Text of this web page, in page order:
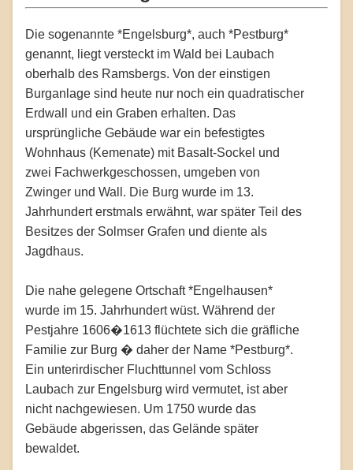
Die sogenannte *Engelsburg*, auch *Pestburg*
genannt, liegt versteckt im Wald bei Laubach
oberhalb des Ramsbergs. Von der einstigen
Burganlage sind heute nur noch ein quadratischer
Erdwall und ein Graben erhalten. Das
ursprüngliche Gebäude war ein befestigtes
Wohnhaus (Kemenate) mit Basalt-Sockel und
zwei Fachwerkgeschossen, umgeben von
Zwinger und Wall. Die Burg wurde im 13.
Jahrhundert erstmals erwähnt, war später Teil des
Besitzes der Solmser Grafen und diente als
Jagdhaus.
Die nahe gelegene Ortschaft *Engelhausen*
wurde im 15. Jahrhundert wüst. Während der
Pestjahre 1606�1613 flüchtete sich die gräfliche
Familie zur Burg � daher der Name *Pestburg*.
Ein unterirdischer Fluchttunnel vom Schloss
Laubach zur Engelsburg wird vermutet, ist aber
nicht nachgewiesen. Um 1750 wurde das
Gebäude abgerissen, das Gelände später
bewaldet.